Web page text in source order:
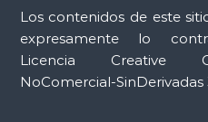
Los contenidos de este
expresamente lo
Licencia Creative
NoComercial-